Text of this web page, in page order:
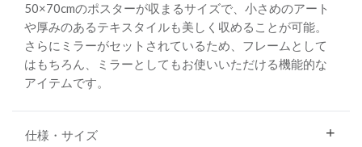
50×70cmのポスターが収まるサイズで、小さめのアート
や厚みのあるテキスタイルも美しく収めることが可能。
さらにミラーがセットされているため、フレームとして
はもちろん、ミラーとしてもお使いいただける機能的な
アイテムです。
仕様・サイズ